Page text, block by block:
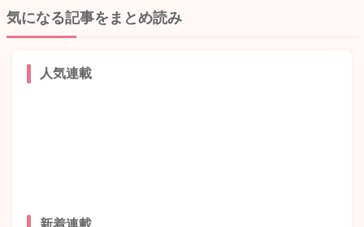
気になる記事をまとめ読み
人気連載